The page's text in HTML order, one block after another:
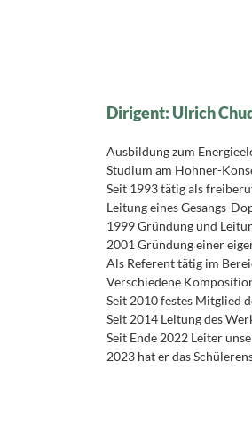
Dirigent: Ulrich
Ausbildung zum
Studium am Hohner-
Seit 1993 tätig als
Leitung eines Gesangs-
1999 Gründung und
2001 Gründung einer
Als Referent tätig im
Verschiedene
Seit 2010 festes Mitglied
Seit 2014 Leitung des
Seit Ende 2022 Leiter
2023 hat er das